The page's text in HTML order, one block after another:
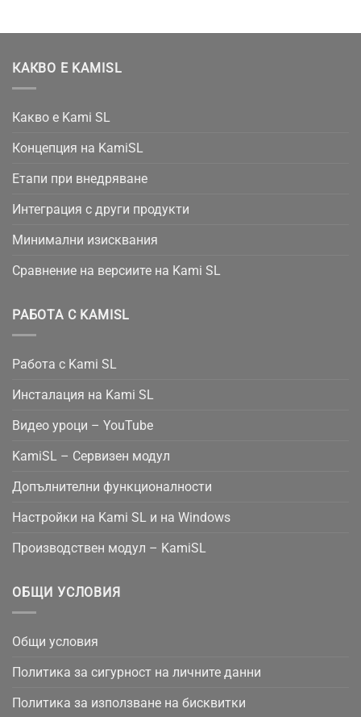
КАКВО Е KAMISL
Какво е Kami SL
Концепция на KamiSL
Етапи при внедряване
Интеграция с други продукти
Минимални изисквания
Сравнение на версиите на Kami SL
РАБОТА С KAMISL
Работа с Kami SL
Инсталация на Kami SL
Видео уроци – YouTube
KamiSL – Сервизен модул
Допълнителни функционалности
Настройки на Kami SL и на Windows
Производствен модул – KamiSL
ОБЩИ УСЛОВИЯ
Общи условия
Политика за сигурност на личните данни
Политика за използване на бисквитки